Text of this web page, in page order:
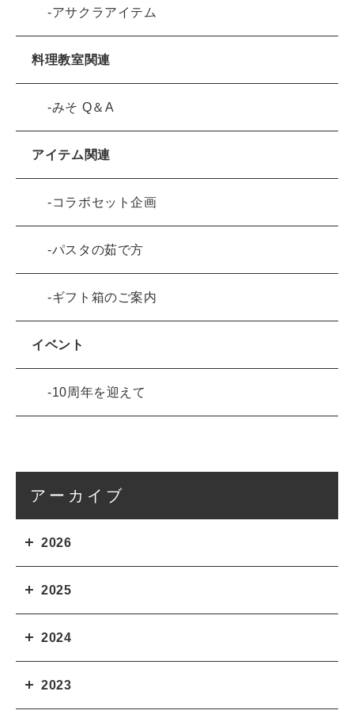
アサクラアイテム
料理教室関連
みそ Q＆A
アイテム関連
コラボセット企画
パスタの茹で方
ギフト箱のご案内
イベント
10周年を迎えて
アーカイブ
2026
2025
2024
2023